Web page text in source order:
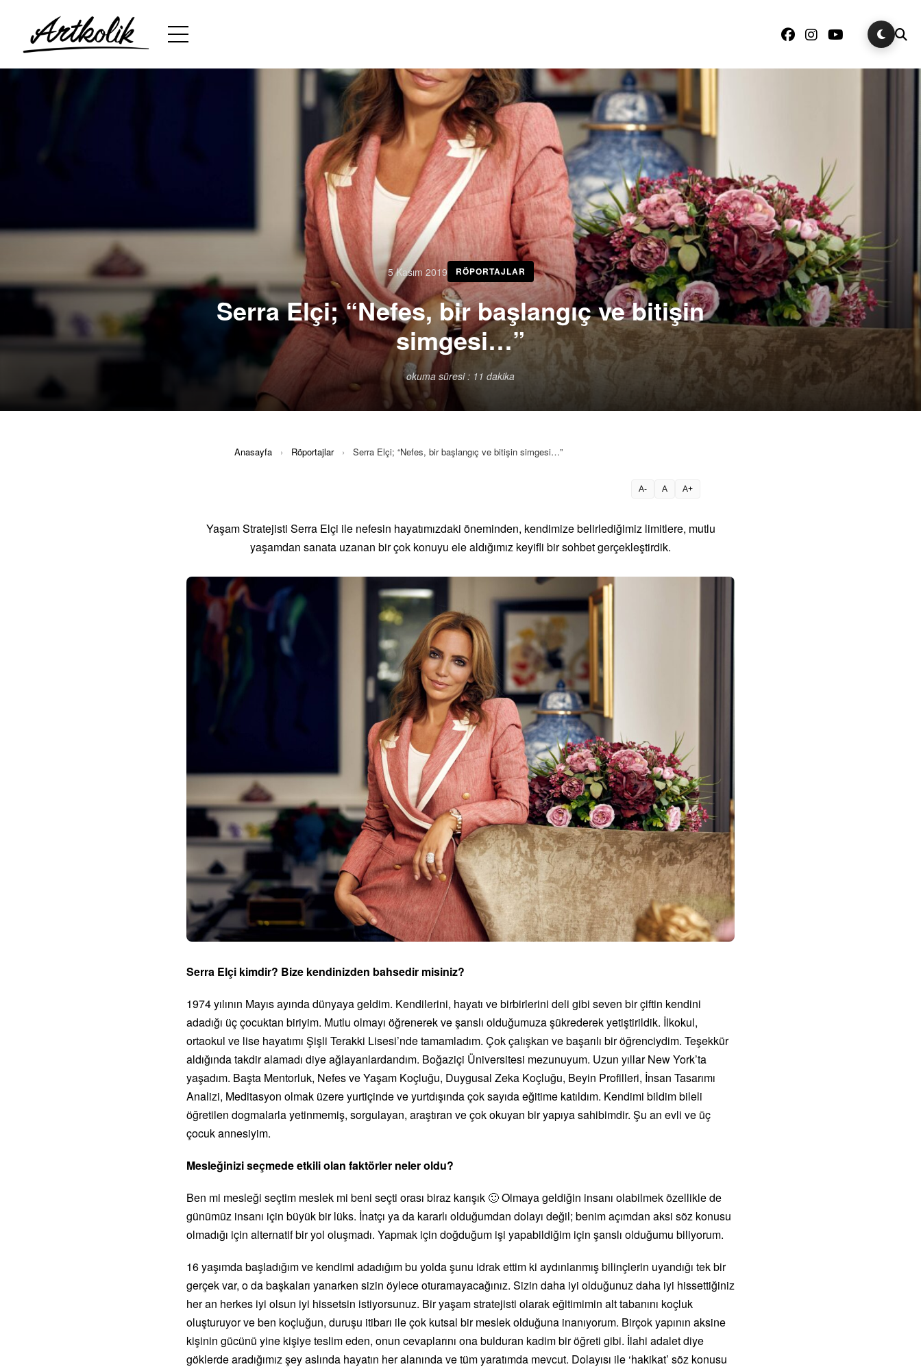
5 Kasım 2019 RÖPORTAJLAR
Serra Elçi; “Nefes, bir başlangıç ve bitişin
simgesi…”
okuma süresi : 11 dakika
Anasayfa › Röportajlar › Serra Elçi; “Nefes, bir başlangıç ve bitişin simgesi…”
A- A A+
Yaşam Stratejisti Serra Elçi ile nefesin hayatımızdaki öneminden, kendimize belirlediğimiz limitlere, mutlu
yaşamdan sanata uzanan bir çok konuyu ele aldığımız keyifli bir sohbet gerçekleştirdik.
Serra Elçi kimdir? Bize kendinizden bahsedir misiniz?
1974 yılının Mayıs ayında dünyaya geldim. Kendilerini, hayatı ve birbirlerini deli gibi seven bir çiftin kendini
adadığı üç çocuktan biriyim. Mutlu olmayı öğrenerek ve şanslı olduğumuza şükrederek yetiştirildik. İlkokul,
ortaokul ve lise hayatımı Şişli Terakki Lisesi’nde tamamladım. Çok çalışkan ve başarılı bir öğrenciydim. Teşekkür
aldığında takdir alamadı diye ağlayanlardandım. Boğaziçi Üniversitesi mezunuyum. Uzun yıllar New York’ta
yaşadım. Başta Mentorluk, Nefes ve Yaşam Koçluğu, Duygusal Zeka Koçluğu, Beyin Profilleri, İnsan Tasarımı
Analizi, Meditasyon olmak üzere yurtiçinde ve yurtdışında çok sayıda eğitime katıldım. Kendimi bildim bileli
öğretilen dogmalarla yetinmemiş, sorgulayan, araştıran ve çok okuyan bir yapıya sahibimdir. Şu an evli ve üç
çocuk annesiyim.
Mesleğinizi seçmede etkili olan faktörler neler oldu?
Ben mi mesleği seçtim meslek mi beni seçti orası biraz karışık 🙂 Olmaya geldiğin insanı olabilmek özellikle de
günümüz insanı için büyük bir lüks. İnatçı ya da kararlı olduğumdan dolayı değil; benim açımdan aksi söz konusu
olmadığı için alternatif bir yol oluşmadı. Yapmak için doğduğum işi yapabildiğim için şanslı olduğumu biliyorum.
16 yaşımda başladığım ve kendimi adadığım bu yolda şunu idrak ettim ki aydınlanmış bilinçlerin uyandığı tek bir
gerçek var, o da başkaları yanarken sizin öylece oturamayacağınız. Sizin daha iyi olduğunuz daha iyi hissettiğiniz
her an herkes iyi olsun iyi hissetsin istiyorsunuz. Bir yaşam stratejisti olarak eğitimimin alt tabanını koçluk
oluşturuyor ve ben koçluğun, duruşu itibarı ile çok kutsal bir meslek olduğuna inanıyorum. Birçok yapının aksine
kişinin gücünü yine kişiye teslim eden, onun cevaplarını ona bulduran kadim bir öğreti gibi. İlahi adalet diye
göklerde aradığımız şey aslında hayatın her alanında ve tüm yaratımda mevcut. Dolayısı ile ‘hakikat’ söz konusu